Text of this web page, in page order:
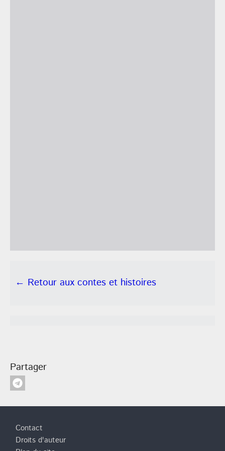
← Retour aux contes et histoires
Partager
Pied de page
Contact
Droits d'auteur